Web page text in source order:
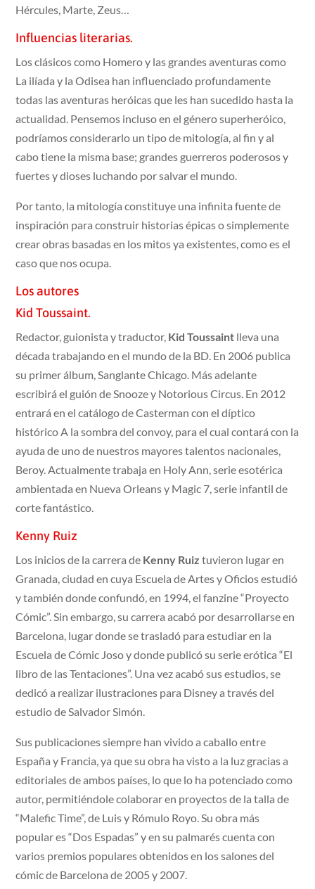
Hércules, Marte, Zeus…
Influencias literarias.
Los clásicos como Homero y las grandes aventuras como
La ilíada y la Odisea han influenciado profundamente
todas las aventuras heróicas que les han sucedido hasta la
actualidad. Pensemos incluso en el género superheróico,
podríamos considerarlo un tipo de mitología, al fin y al
cabo tiene la misma base; grandes guerreros poderosos y
fuertes y dioses luchando por salvar el mundo.
Por tanto, la mitología constituye una infinita fuente de
inspiración para construir historias épicas o simplemente
crear obras basadas en los mitos ya existentes, como es el
caso que nos ocupa.
Los autores
Kid Toussaint.
Redactor, guionista y traductor, Kid Toussaint lleva una
década trabajando en el mundo de la BD. En 2006 publica
su primer álbum, Sanglante Chicago. Más adelante
escribirá el guión de Snooze y Notorious Circus. En 2012
entrará en el catálogo de Casterman con el díptico
histórico A la sombra del convoy, para el cual contará con la
ayuda de uno de nuestros mayores talentos nacionales,
Beroy. Actualmente trabaja en Holy Ann, serie esotérica
ambientada en Nueva Orleans y Magic 7, serie infantil de
corte fantástico.
Kenny Ruiz
Los inicios de la carrera de Kenny Ruiz tuvieron lugar en
Granada, ciudad en cuya Escuela de Artes y Oficios estudió
y también donde confundó, en 1994, el fanzine “Proyecto
Cómic”. Sin embargo, su carrera acabó por desarrollarse en
Barcelona, lugar donde se trasladó para estudiar en la
Escuela de Cómic Joso y donde publicó su serie erótica “El
libro de las Tentaciones”. Una vez acabó sus estudios, se
dedicó a realizar ilustraciones para Disney a través del
estudio de Salvador Simón.
Sus publicaciones siempre han vivido a caballo entre
España y Francia, ya que su obra ha visto a la luz gracias a
editoriales de ambos países, lo que lo ha potenciado como
autor, permitiéndole colaborar en proyectos de la talla de
“Malefic Time”, de Luis y Rómulo Royo. Su obra más
popular es “Dos Espadas” y en su palmarés cuenta con
varios premios populares obtenidos en los salones del
cómic de Barcelona de 2005 y 2007.